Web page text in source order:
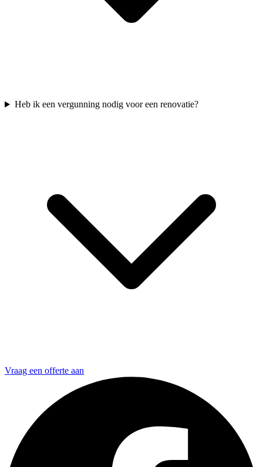
Heb ik een vergunning nodig voor een renovatie?
Vraag een offerte aan